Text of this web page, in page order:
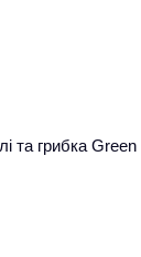
та грибка Green